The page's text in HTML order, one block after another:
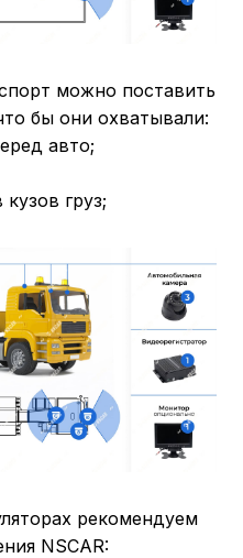
можно поставить
бы они охватывали:
авто;
груз;
рекомендуем
NSCAR: